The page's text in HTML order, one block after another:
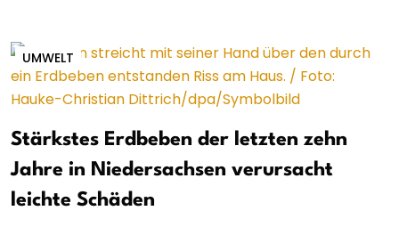
UMWELT
Stärkstes Erdbeben der letzten zehn
Jahre in Niedersachsen verursacht
leichte Schäden